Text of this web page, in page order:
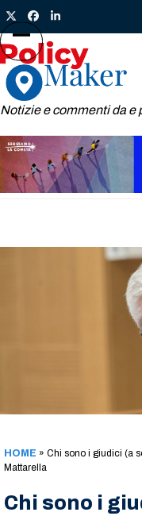
Skip
to
content
TwitterFacebook
LinkedIn
Notizie e commenti da e
Open
mobile
menu
Close
mobile
menu
HOME » Chi sono i giudici (a
Mattarella
Chi sono i